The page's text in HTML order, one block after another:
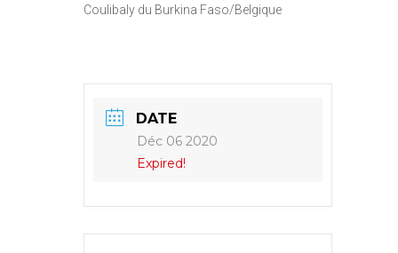
Coulibaly du Burkina Faso/Belgique
DATE
Déc 06 2020
Expired!